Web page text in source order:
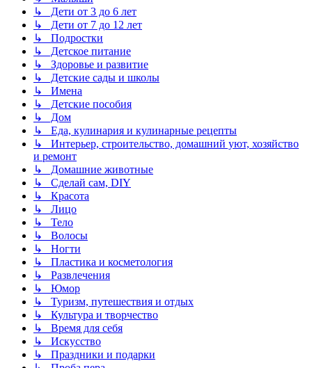
↳ Дети от 3 до 6 лет
↳ Дети от 7 до 12 лет
↳ Подростки
↳ Детское питание
↳ Здоровье и развитие
↳ Детские сады и школы
↳ Имена
↳ Детские пособия
↳ Дом
↳ Еда, кулинария и кулинарные рецепты
↳ Интерьер, строительство, домашний уют, хозяйство
и ремонт
↳ Домашние животные
↳ Сделай сам, DIY
↳ Красота
↳ Лицо
↳ Тело
↳ Волосы
↳ Ногти
↳ Пластика и косметология
↳ Развлечения
↳ Юмор
↳ Туризм, путешествия и отдых
↳ Культура и творчество
↳ Время для себя
↳ Искусство
↳ Праздники и подарки